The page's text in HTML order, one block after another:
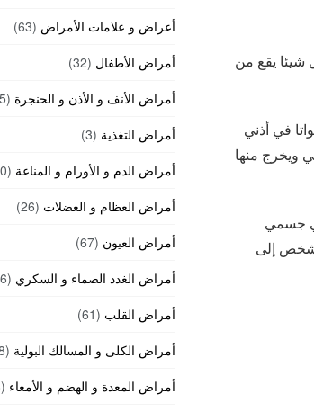
شيئا يقع من
في أذني
ويخرج منها
جسمي
إلى
أعراض و علامات الأمراض (63)
أمراض الأطفال (32)
أمراض الأنف و الأذن و الحنجرة (15)
أمراض التغذية (3)
أمراض الدم و الأورام و المناعة (10)
أمراض العظام و العضلات (26)
أمراض العيون (67)
أمراض الغدد الصماء و السكري (6)
أمراض القلب (61)
أمراض الكلى و المسالك البولية (8)
أمراض المعدة و الهضم و الأمعاء (68)